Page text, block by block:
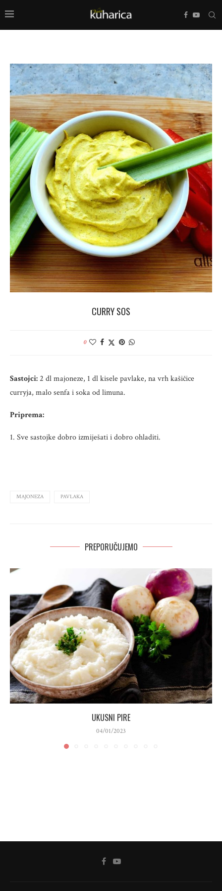
CURRY SOS
0
Sastojci:2 dl majoneze, 1 dl kisele pavlake, na vrh kašičice
curryja, malo senfa i soka od limuna.
Priprema:
1. Sve sastojke dobro izmiješati i dobro ohladiti.
MAJONEZA PAVLAKA
PREPORUČUJEMO
UKUSNI PIRE
04/01/2023